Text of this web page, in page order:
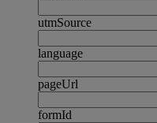
utmSource
language
pageUrl
formId